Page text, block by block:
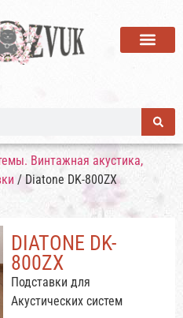
Винтажная акустика,
/ Diatone DK-800ZX
DIATONE DK-
800ZX
Подставки для
Акустических систем